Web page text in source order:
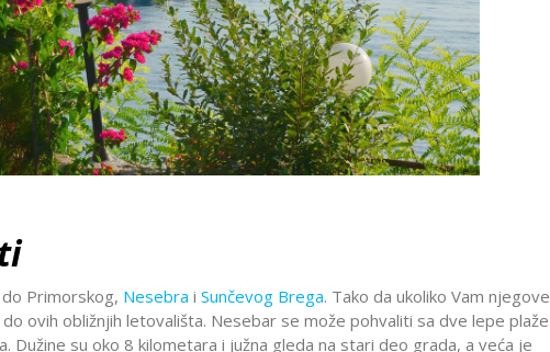
Primorskog, Nesebra i Sunčevog Brega. Tako da ukoliko Vam njegove
ovih obližnjih letovališta. Nesebar se može pohvaliti sa dve lepe plaže
Dužine su oko 8 kilometara i južna gleda na stari deo grada, a veća je